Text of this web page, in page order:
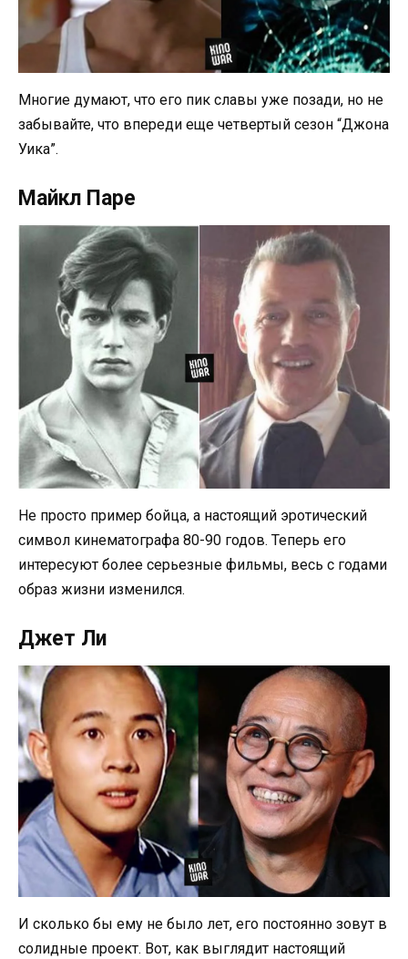
Многие думают, что его пик славы уже позади, но не
забывайте, что впереди еще четвертый сезон “Джона
Уика”.
Майкл Паре
Не просто пример бойца, а настоящий эротический
символ кинематографа 80-90 годов. Теперь его
интересуют более серьезные фильмы, весь с годами
образ жизни изменился.
Джет Ли
И сколько бы ему не было лет, его постоянно зовут в
солидные проект. Вот, как выглядит настоящий